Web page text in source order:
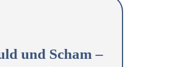
und Scham –